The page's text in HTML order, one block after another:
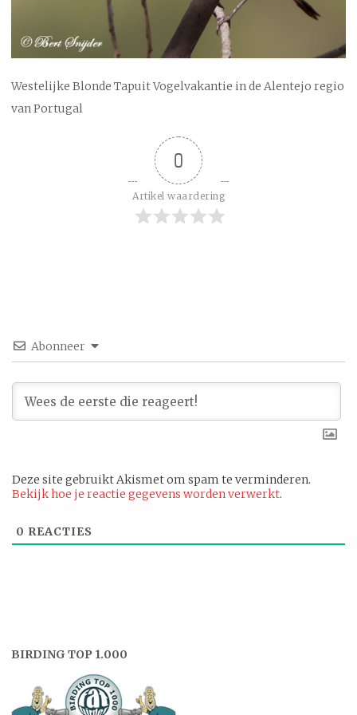
Westelijke Blonde Tapuit Vogelvakantie in de Alentejo regio
van Portugal
0
Artikel waardering
Abonneer
Deze site gebruikt Akismet om spam te verminderen.
Bekijk hoe je reactie gegevens worden verwerkt.
0 REACTIES
BIRDING TOP 1.000